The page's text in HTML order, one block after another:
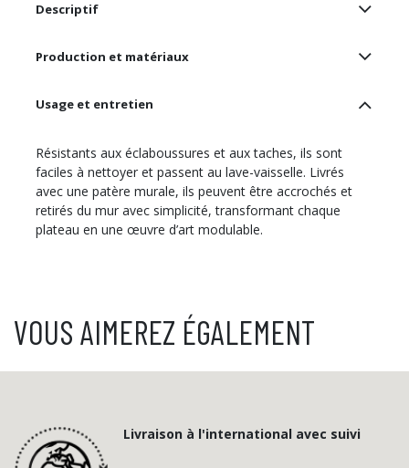
Descriptif
Production et matériaux
Usage et entretien
Résistants aux éclaboussures et aux taches, ils sont
faciles à nettoyer et passent au lave-vaisselle. Livrés
avec une patère murale, ils peuvent être accrochés et
retirés du mur avec simplicité, transformant chaque
plateau en une œuvre d’art modulable.
VOUS AIMEREZ ÉGALEMENT
Livraison à l'international avec suivi